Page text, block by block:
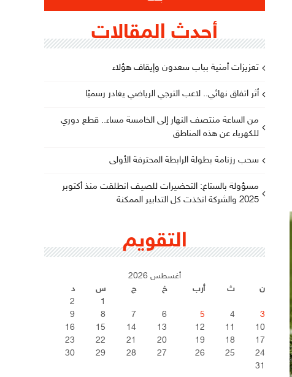
أحدث المقالات
تعزيزات أمنية بباب سعدون وإيقاف هؤلاء
أثر اتفاق نهائي.. لاعب الترجي الرياضي يغادر رسميًا
من الساعة منتصف النهار إلى الخامسة مساء.. قطع دوري
للكهرباء عن هذه المناطق
سحب رزنامة بطولة الرابطة المحترفة الأولى
مسؤولة بالستاغ: التحضيرات للصيف انطلقت منذ أكتوبر
2025 والشركة اتخذت كل التدابير الممكنة
التقويم
أغسطس 2026
ن
ث أرب خ ج س
د
1
2
3
4
5
6
7
8
9
10
11
12
13
14
15
16
17
18
19
20
21
22
23
24
25
26
27
28
29
30
31